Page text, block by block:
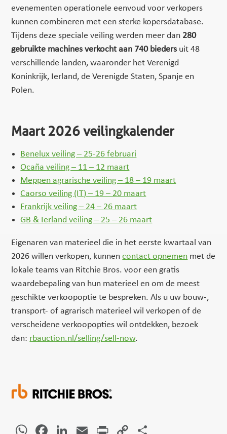
evenementen operationele eenvoud voor verkopers
kunnen combineren met een sterke kopersdatabase.
Tijdens deze speciale veiling werden meer dan 280
gebruikte machines verkocht aan 740 bieders uit 48
verschillende landen, waaronder het Verenigd
Koninkrijk, Ierland, de Verenigde Staten, Spanje en
Polen.
Maart 2026 veilingkalender
Benelux veiling – 25-26 februari
Ocaña veiling – 11 – 12 maart
Meppen agrarische veiling – 18 – 19 maart
Caorso veiling (IT) – 19 – 20 maart
Frankrijk veiling – 24 – 26 maart
GB & Ierland veiling – 25 – 26 maart
Eigenaren van materieel die in het eerste kwartaal van
2026 willen verkopen, kunnencontact opnemen met de
lokale teams van Ritchie Bros. voor een gratis
waardebepaling van hun materieel en om de meest
geschikte verkoopoptie te bespreken. Als u uw bouw-,
transport- of agrarisch materieel wil verkopen of de
verscheidene verkoopopties wil ontdekken, bezoek
dan: rbauction.nl/selling/sell-now.
WhatsApp
Facebook
LinkedIn
EmailPrintCopy